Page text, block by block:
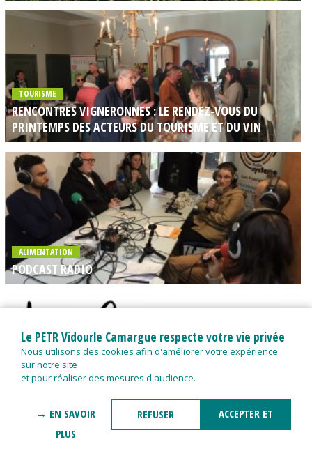
TOURISME
RENCONTRES VIGNERONNES : LE RENDEZ-VOUS DU
PRINTEMPS DES ACTEURS DU TOURISME ET DU VIN
ALIMENTATION
PODCAST RADIO
ALIMENTATION
POUR SENSIBILISER LES ÉLUS LOCAUX !
Le PETR Vidourle Camargue respecte votre vie privée
Nous utilisons des cookies afin d'améliorer votre expérience
sur notre site
et pour réaliser des mesures d'audience.
→ EN SAVOIR
PLUS
REFUSER
ACCEPTER ET
FERMER